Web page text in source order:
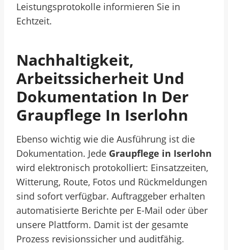
Leistungsprotokolle informieren Sie in
Echtzeit.
Nachhaltigkeit,
Arbeitssicherheit Und
Dokumentation In Der
Graupflege In Iserlohn
Ebenso wichtig wie die Ausführung ist die
Dokumentation. Jede Graupflege in Iserlohn
wird elektronisch protokolliert: Einsatzzeiten,
Witterung, Route, Fotos und Rückmeldungen
sind sofort verfügbar. Auftraggeber erhalten
automatisierte Berichte per E-Mail oder über
unsere Plattform. Damit ist der gesamte
Prozess revisionssicher und auditfähig.